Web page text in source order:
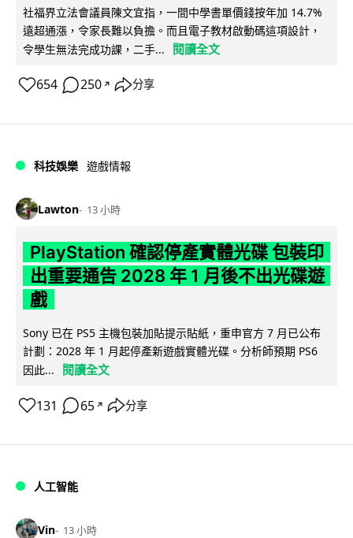
社福界立法會議員陳文宜指，一間中學書單價錢按年加 14.7%
遠超通漲，令家長難以負擔。而且電子教材啟動碼這項設計，
令學生無法完成功課，二手...
閱讀全文
654 250 ↗ 分享
科技娛樂 遊戲情報
Lawton 13 小時
PlayStation 確認停產實體光碟 包裝印
出重要通告 2028 年 1 月後不出光碟遊
戲
Sony 已在 PS5 主機包裝加貼提示貼紙，重申官方 7 月已公布
計劃：2028 年 1 月起停產新遊戲實體光碟。分析師預期 PS6
因此...
閱讀全文
131 65 ↗ 分享
人工智能
Vin 13 小時